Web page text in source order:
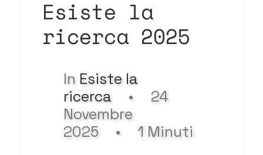
Esiste la
ricerca 2025
In Esiste la
ricerca
•
24
Novembre
2025
• 1 Minuti